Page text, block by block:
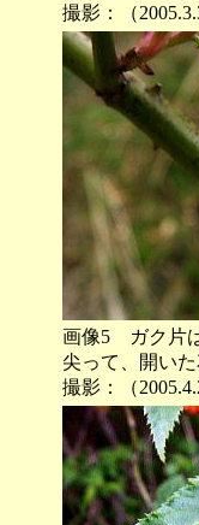
撮影：（
画像5 ガク片
尖って、開い
撮影：（